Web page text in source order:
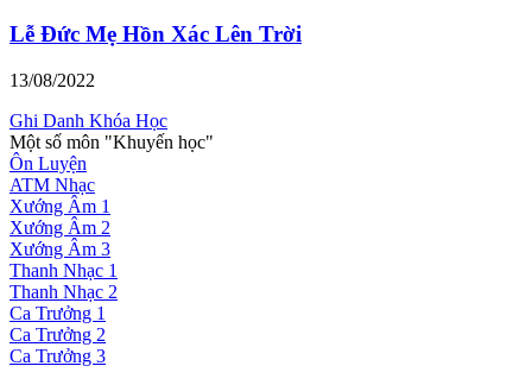
Lễ Đức Mẹ Hồn Xác Lên Trời
13/08/2022
Ghi Danh Khóa Học
Một số môn "Khuyến học"
Ôn Luyện
ATM Nhạc
Xướng Âm 1
Xướng Âm 2
Xướng Âm 3
Thanh Nhạc 1
Thanh Nhạc 2
Ca Trưởng 1
Ca Trưởng 2
Ca Trưởng 3